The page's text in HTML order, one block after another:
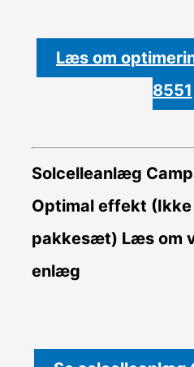
Læs om
8551
Solcelleanlæg
Optimal effekt
pakkesæt) Læs om
enlæg